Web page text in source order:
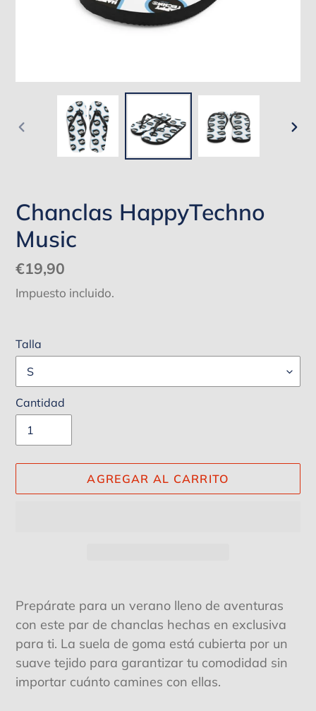
ANTERIOR
DIAPOSITIVA
Chanclas HappyTechno
Music
Precio
habitual
€19,90
Impuesto incluido.
Talla
Cantidad
AGREGAR AL CARRITO
el
producto
tu
carrito
de
Prepárate para un verano lleno de aventuras
con este par de chanclas hechas en exclusiva
para ti. La suela de goma está cubierta por un
suave tejido para garantizar tu comodidad sin
importar cuánto camines con ellas.